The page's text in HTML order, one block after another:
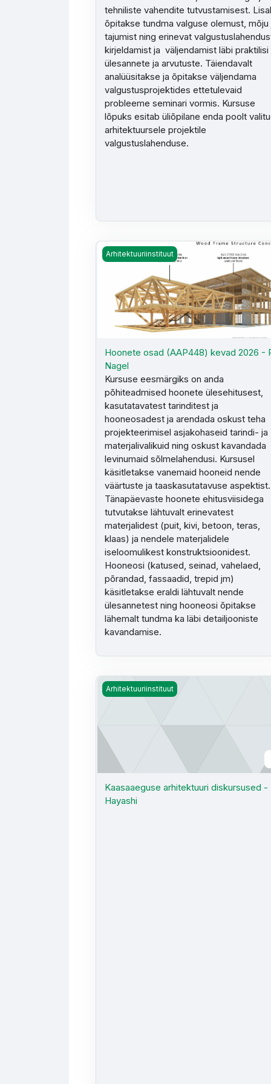
tehniliste vahendite tutvustamisest.
õpitakse tundma valguse olemust, mõju
tajumist ning erinevat
kirjeldamist ja väljendamist läbi praktilisi
ülesannete ja arvutuste. Täiendavalt
analüüsitakse ja õpitakse väljendama
valgustusprojektides ettetulevaid
probleeme seminari vormis. Kursuse
lõpuks esitab üliõpilane enda poolt
arhitektuursele projektile
valgustuslahenduse.
Hoonete osad (AAP448) kevad 2026 - P.
Arhitektuuriinstituut
Hoonete osad (AAP448) kevad 2026 -
Nagel
Kursuse eesmärgiks on anda
põhiteadmised hoonete ülesehitusest,
kasutatavatest tarinditest ja
hooneosadest ja arendada oskust teha
projekteerimisel asjakohaseid tarindi- ja
materjalivalikuid ning oskust kavandada
levinumaid sõlmelahendusi. Kursusel
käsitletakse vanemaid hooneid nende
väärtuste ja taaskasutatavuse aspektist.
Tänapäevaste hoonete ehitusviisidega
tutvutakse lähtuvalt erinevatest
materjalidest (puit, kivi, betoon, teras,
klaas) ja nendele materjalidele
iseloomulikest konstruktsioonidest.
Hooneosi (katused, seinad, vahelaed,
põrandad, fassaadid, trepid jm)
käsitletakse eraldi lähtuvalt nende
ülesannetest ning hooneosi õpitakse
lähemalt tundma ka läbi detailjooniste
kavandamise.
Kaasaaeguse arhitektuuri diskursused -
Arhitektuuriinstituut
Kaasaaeguse arhitektuuri diskursused -
Hayashi